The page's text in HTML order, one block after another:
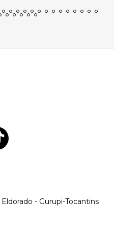
- Gurupi-Tocantins